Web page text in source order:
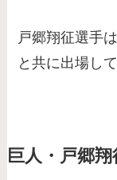
戸郷翔征選手
と共に出場し
巨人・戸郷